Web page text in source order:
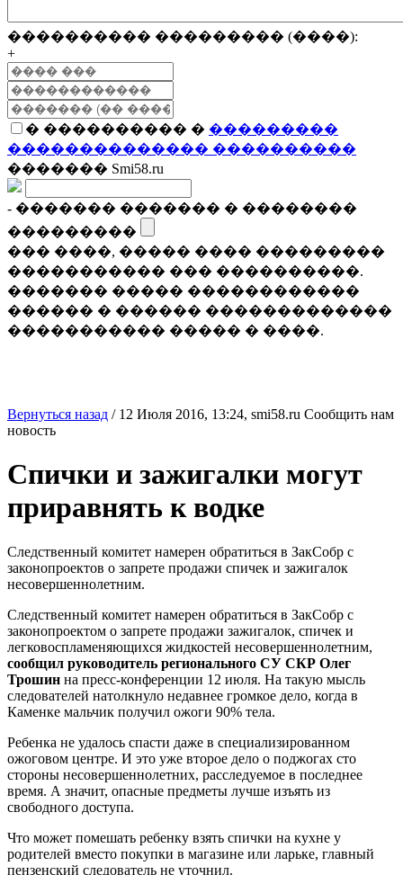
���������� ��������� (����):
+
� ���������� � ���������
�������������� ����������
������� Smi58.ru
- ������� ������� � ��������
���������
��� ����, ����� ���� ���������
����������� ��� ����������.
������� ����� ������������
������ � ������ �������������
����������� ����� � ����.
Вернуться назад / 12 Июля 2016, 13:24, smi58.ru Сообщить нам
новость
Спички и зажигалки могут
приравнять к водке
Следственный комитет намерен обратиться в ЗакСобр с
законопроектов о запрете продажи спичек и зажигалок
несовершеннолетним.
Следственный комитет намерен обратиться в ЗакСобр с
законопроектом о запрете продажи зажигалок, спичек и
легковоспламеняющихся жидкостей несовершеннолетним,
сообщил руководитель регионального СУ СКР Олег
Трошин на пресс-конференции 12 июля. На такую мысль
следователей натолкнуло недавнее громкое дело, когда в
Каменке мальчик получил ожоги 90% тела.
Ребенка не удалось спасти даже в специализированном
ожоговом центре. И это уже второе дело о поджогах сто
стороны несовершеннолетних, расследуемое в последнее
время. А значит, опасные предметы лучше изъять из
свободного доступа.
Что может помешать ребенку взять спички на кухне у
родителей вместо покупки в магазине или ларьке, главный
пензенский следователь не уточнил.